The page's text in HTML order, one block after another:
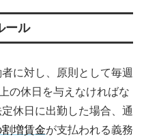
ール
に対し、原則として毎週
の休日を与えなければな
休日に出勤した場合、通
増賃金が支払われる義務